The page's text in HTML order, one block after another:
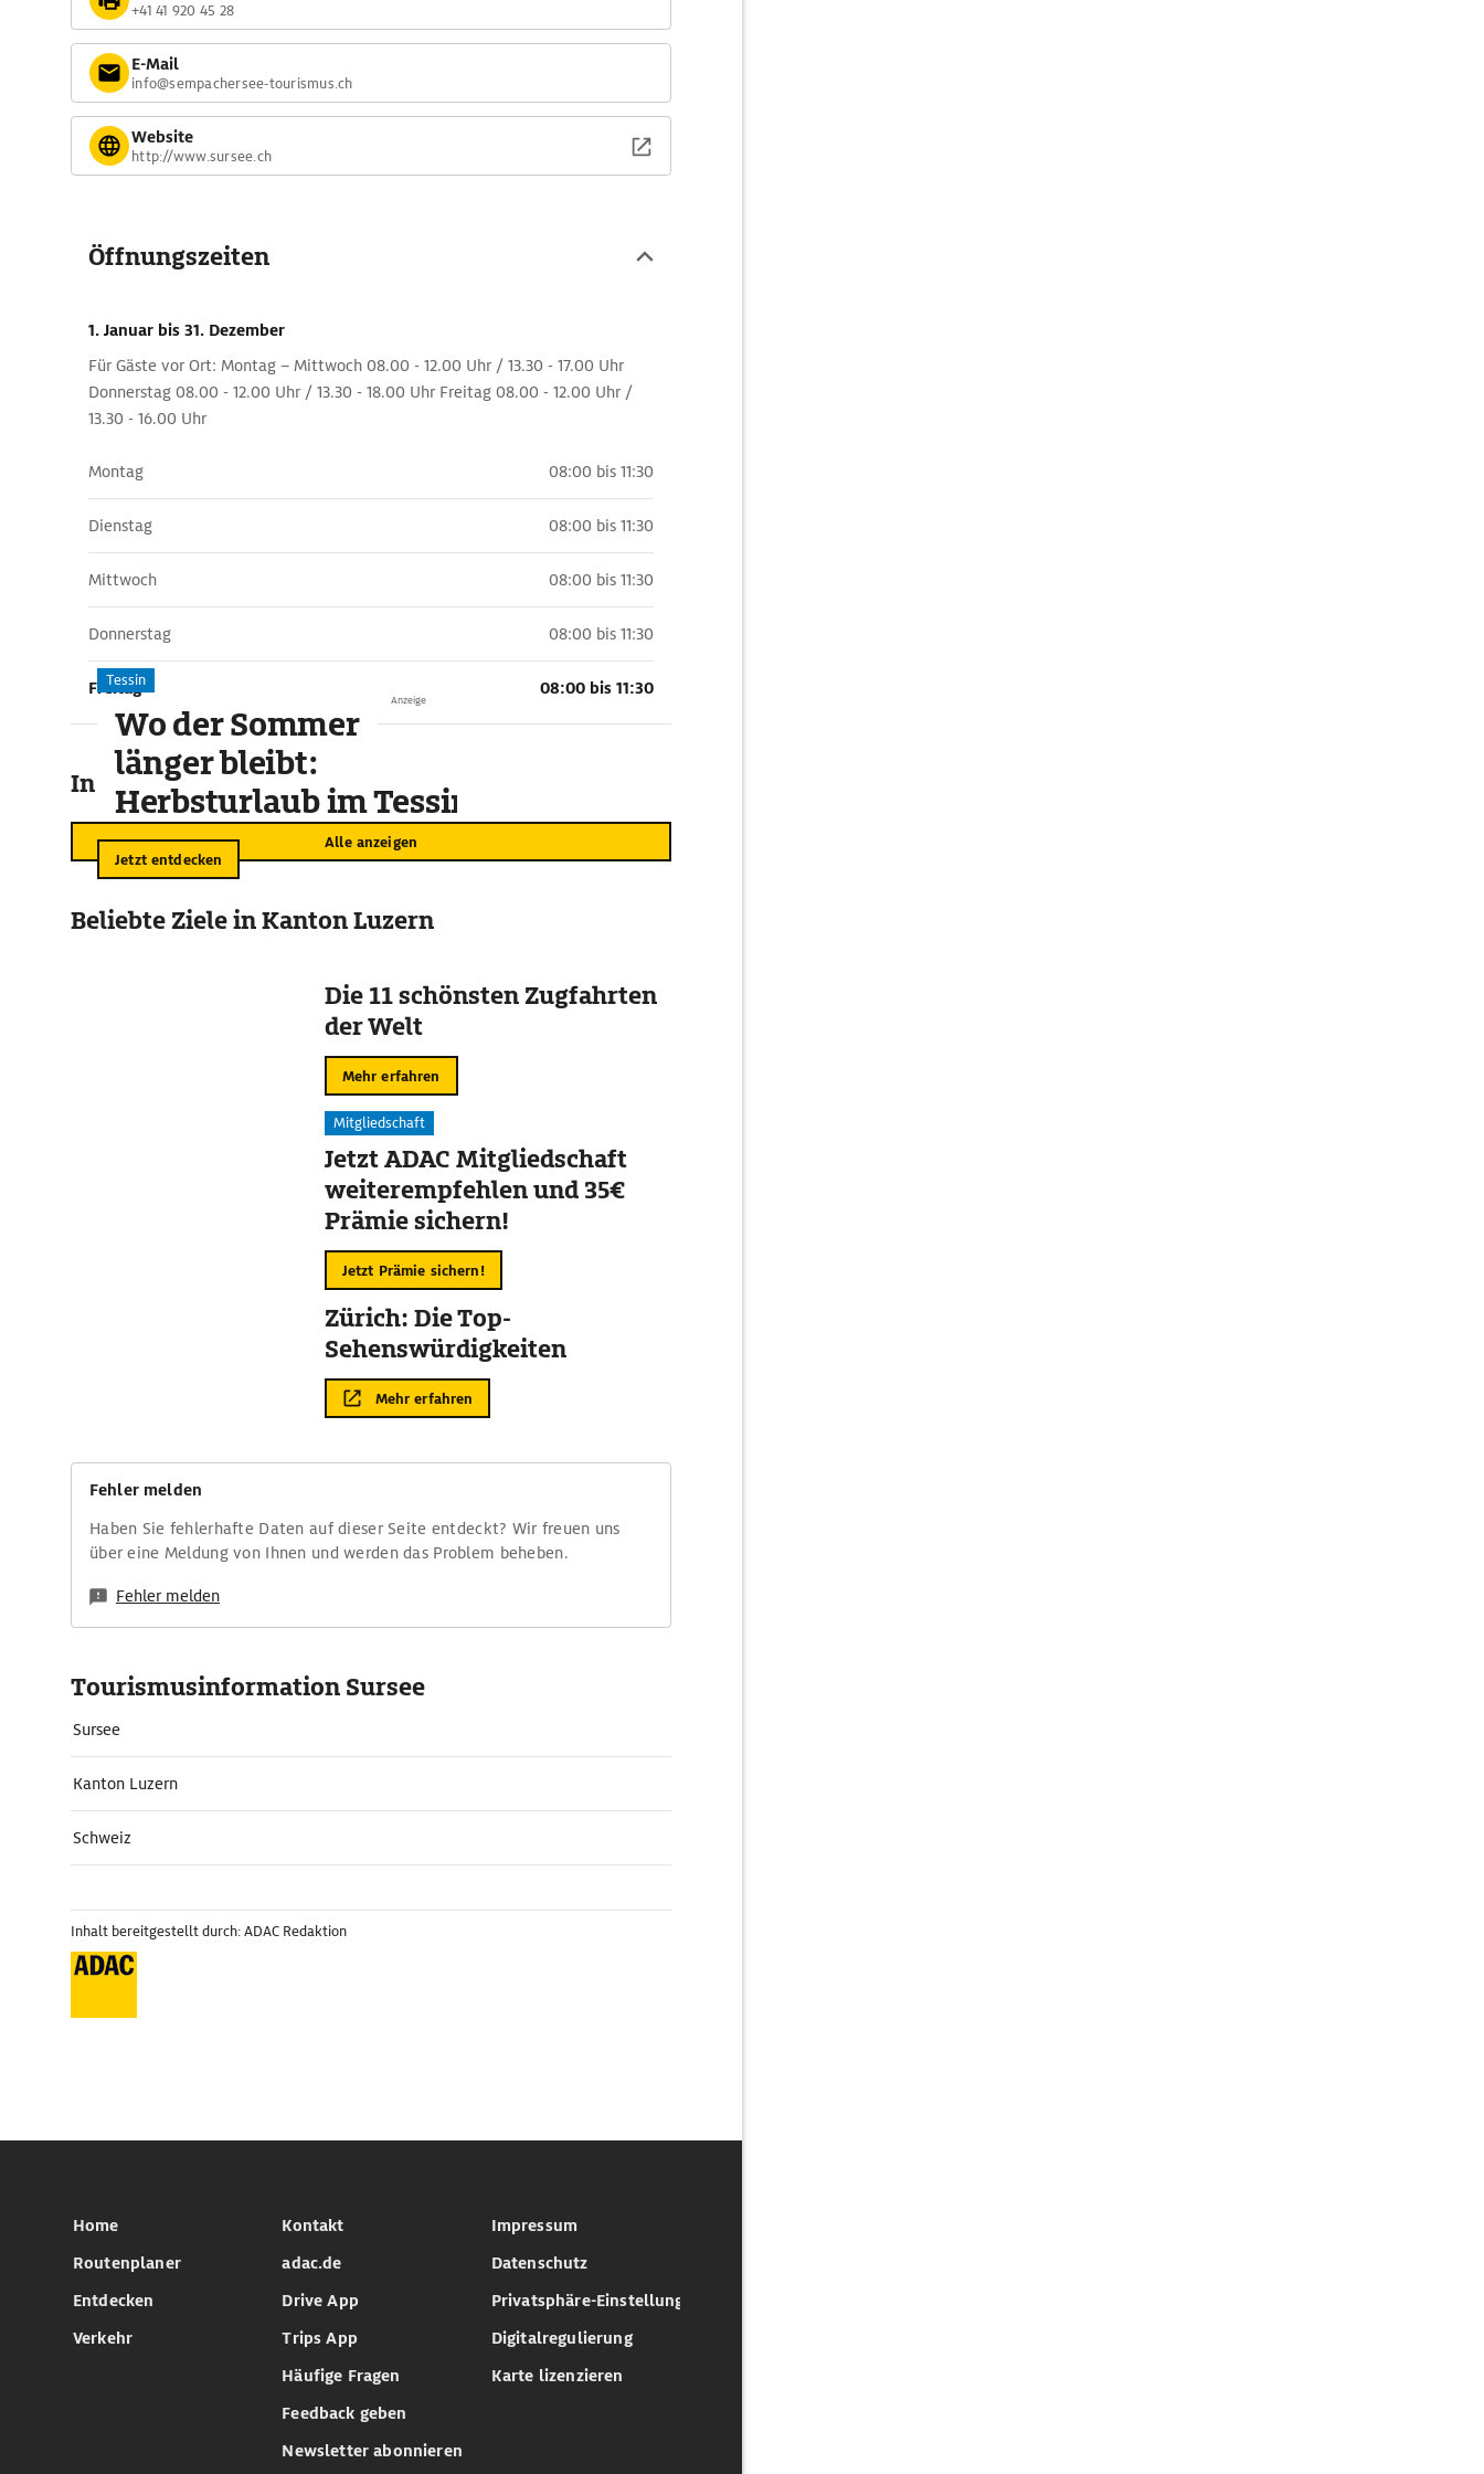
+41 41 920 45 28
E-Mail
info@sempachersee-tourismus.ch
Website
http://www.sursee.ch
Öffnungszeiten
1. Januar bis 31. Dezember
Für Gäste vor Ort: Montag – Mittwoch 08.00 - 12.00 Uhr / 13.30 - 17.00 Uhr
Donnerstag 08.00 - 12.00 Uhr / 13.30 - 18.00 Uhr Freitag 08.00 - 12.00 Uhr /
13.30 - 16.00 Uhr
Montag 08:00 bis 11:30
Dienstag 08:00 bis 11:30
Mittwoch 08:00 bis 11:30
Donnerstag 08:00 bis 11:30
Freitag 08:00 bis 11:30
In der Umgebung
Alle anzeigen
Anzeige
Tessin
Wo der Sommer
länger bleibt:
Herbsturlaub im Tessin
Jetzt entdecken
Beliebte Ziele in Kanton Luzern
Die 11 schönsten Zugfahrten
der Welt
Mehr erfahren
Mitgliedschaft
Jetzt ADAC Mitgliedschaft
weiterempfehlen und 35€
Prämie sichern!
Jetzt Prämie sichern!
Zürich: Die Top-
Sehenswürdigkeiten
Mehr erfahren
Fehler melden
Haben Sie fehlerhafte Daten auf dieser Seite entdeckt? Wir freuen uns
über eine Meldung von Ihnen und werden das Problem beheben.
Fehler melden
Tourismusinformation Sursee
Sursee
Kanton Luzern
Schweiz
Inhalt bereitgestellt durch: ADAC Redaktion
Home
Routenplaner
Entdecken
Verkehr
Kontakt
adac.de
Drive App
Trips App
Häufige Fragen
Feedback geben
Newsletter abonnieren
Impressum
Datenschutz
Privatsphäre-Einstellungen
Digitalregulierung
Karte lizenzieren